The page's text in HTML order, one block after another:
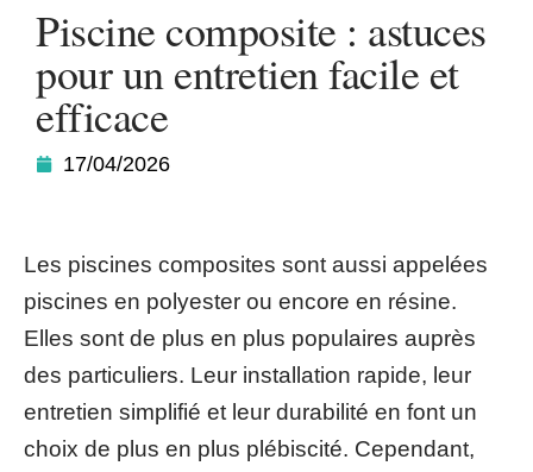
Piscine composite : astuces
pour un entretien facile et
efficace
17/04/2026
Les piscines composites sont aussi appelées
piscines en polyester ou encore en résine.
Elles sont de plus en plus populaires auprès
des particuliers. Leur installation rapide, leur
entretien simplifié et leur durabilité en font un
choix de plus en plus plébiscité. Cependant,